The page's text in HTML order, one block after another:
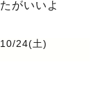
がいいよ
24(土)